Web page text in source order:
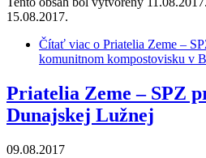
15.08.2017.
Čítať viac o Priatelia Zeme –
komunitnom kompostovisku v
Priatelia Zeme – SPZ
Dunajskej Lužnej
09.08.2017